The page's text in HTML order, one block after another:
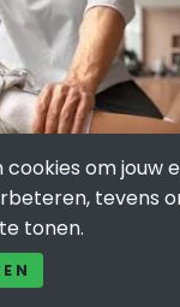
cookies om jouw
tevens
tonen.